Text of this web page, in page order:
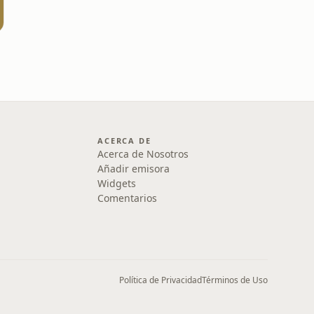
ACERCA DE
Acerca de Nosotros
Añadir emisora
Widgets
Comentarios
Política de PrivacidadTérminos de Uso